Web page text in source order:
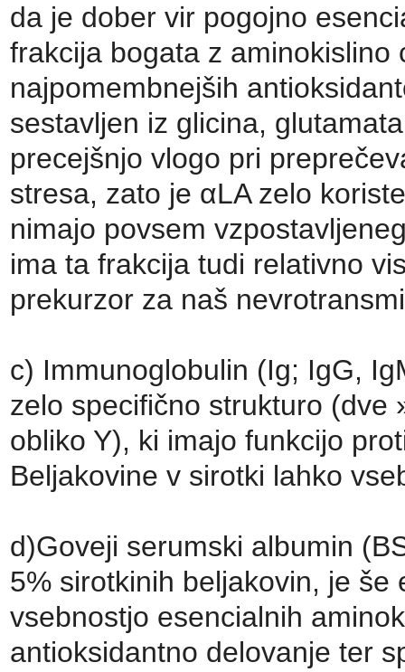
da je dober vir pogojno
frakcija bogata z
najpomembnejših
sestavljen iz glicina,
precejšnjo vlogo pri
stresa, zato je αLA zelo
nimajo povsem
ima ta frakcija tudi relativno
prekurzor za naš
c) Immunoglobulin (Ig; IgG,
zelo specifično strukturo (dve
obliko Y), ki imajo funkcijo
Beljakovine v sirotki lahko
d)Goveji serumski albumin
5% sirotkinih beljakovin, je
vsebnostjo esencialnih
antioksidantno delovanje ter